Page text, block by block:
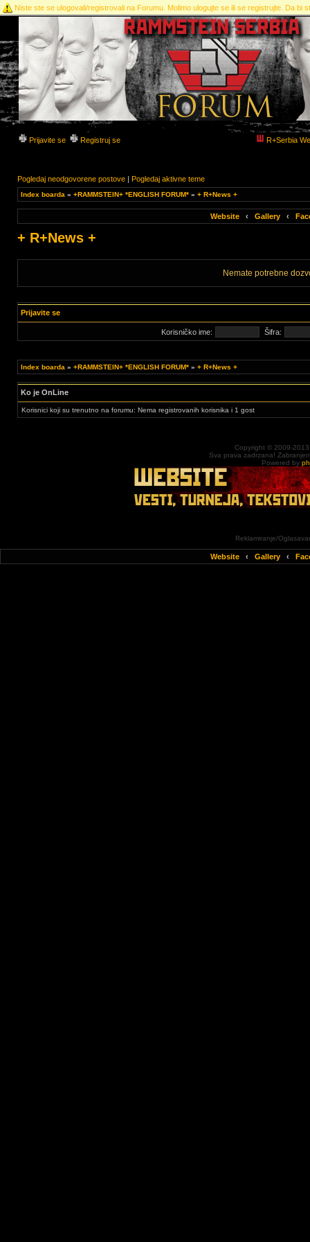
Niste ste se ulogovali/registrovali na Forumu. Molimo ulogujte se ili se registrujte. Da bi
Prijavite se Registruj se R+Serbia
Pogledaj neodgovorene postove | Pogledaj aktivne teme
Index boarda » +RAMMSTEIN+ *ENGLISH FORUM* » + R+News +
Website ‹ Gallery ‹
+ R+News +
Nemate potrebne
Prijavite se
Korisničko ime: Šifra:
Index boarda » +RAMMSTEIN+ *ENGLISH FORUM* » + R+News +
Ko je OnLine
Korisnici koji su trenutno na forumu: Nema registrovanih korisnika i 1 gost
Copyright © 2009-
Sva prava zadrzana!
Powered by
Reklamiranje/
Website ‹ Gallery ‹